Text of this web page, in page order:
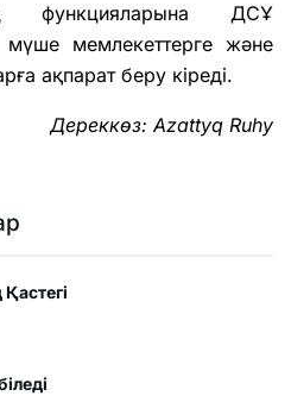
функцияларына ДСҰ
мемлекеттерге және
ақпарат беру кіреді.
Дереккөз: Azattyq Ruhy